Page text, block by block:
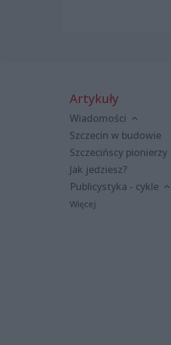
Artykuły
Wiadomości
Szczecin w budowie
Szczecińscy pionierzy
Jak jedziesz?
Publicystyka - cykle
Więcej